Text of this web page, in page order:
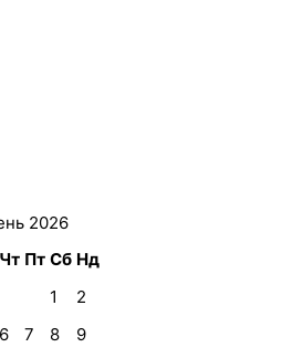
2026
Чт Пт Сб Нд
1
2
6 7 8
9